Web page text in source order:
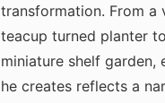
transformation. From a
teacup turned planter
miniature shelf garden,
he creates reflects a